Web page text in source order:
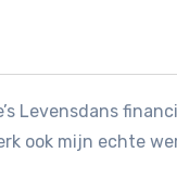
Levensdans
ook mijn echte